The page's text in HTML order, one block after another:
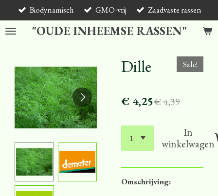
direct
naar
"OUDE INHEEMSE RASSEN"
Biodynamisch GMO-vrij Zaadvaste rassen
Dille Sale!
€ 4,25€ 4,39
In
winkelwagen
Omschrijving: